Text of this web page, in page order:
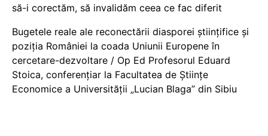
să-i corectăm, să invalidăm ceea ce fac diferit
Bugetele reale ale reconectării diasporei științifice și
poziția României la coada Uniunii Europene în
cercetare-dezvoltare / Op Ed Profesorul Eduard
Stoica, conferențiar la Facultatea de Științe
Economice a Universității „Lucian Blaga” din Sibiu